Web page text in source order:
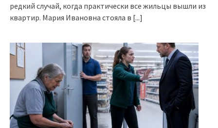
редкий случай, когда практически все жильцы вышли из
квартир. Мария Ивановна стояла в [...]